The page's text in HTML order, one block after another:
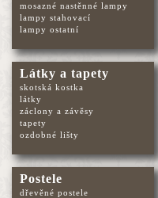
mosazné nastěnné lampy
lampy stahovací
lampy ostatní
Látky a tapety
skotská kostka
látky
záclony a závěsy
tapety
ozdobné lišty
Postele
dřevěné postele